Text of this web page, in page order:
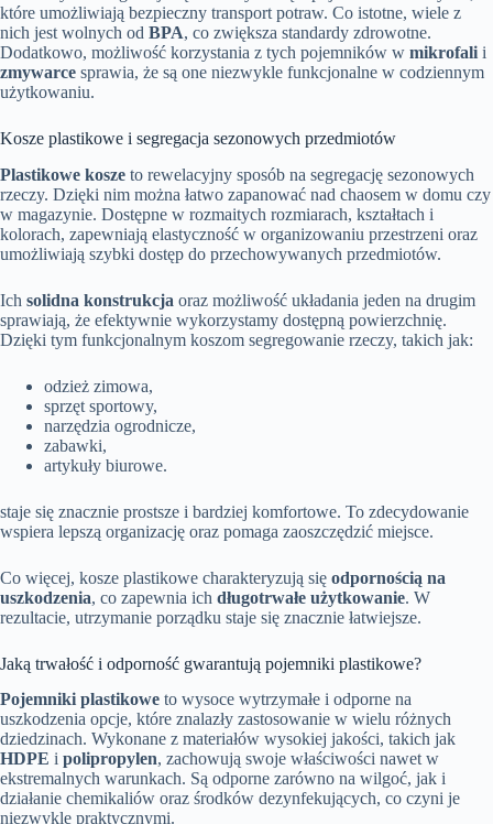
które umożliwiają bezpieczny transport potraw. Co istotne, wiele z
nich jest wolnych od BPA, co zwiększa standardy zdrowotne.
Dodatkowo, możliwość korzystania z tych pojemników w mikrofali i
zmywarce sprawia, że są one niezwykle funkcjonalne w codziennym
użytkowaniu.
Kosze plastikowe i segregacja sezonowych przedmiotów
Plastikowe kosze to rewelacyjny sposób na segregację sezonowych
rzeczy. Dzięki nim można łatwo zapanować nad chaosem w domu czy
w magazynie. Dostępne w rozmaitych rozmiarach, kształtach i
kolorach, zapewniają elastyczność w organizowaniu przestrzeni oraz
umożliwiają szybki dostęp do przechowywanych przedmiotów.
Ich solidna konstrukcja oraz możliwość układania jeden na drugim
sprawiają, że efektywnie wykorzystamy dostępną powierzchnię.
Dzięki tym funkcjonalnym koszom segregowanie rzeczy, takich jak:
odzież zimowa,
sprzęt sportowy,
narzędzia ogrodnicze,
zabawki,
artykuły biurowe.
staje się znacznie prostsze i bardziej komfortowe. To zdecydowanie
wspiera lepszą organizację oraz pomaga zaoszczędzić miejsce.
Co więcej, kosze plastikowe charakteryzują się odpornością na
uszkodzenia, co zapewnia ich długotrwałe użytkowanie. W
rezultacie, utrzymanie porządku staje się znacznie łatwiejsze.
Jaką trwałość i odporność gwarantują pojemniki plastikowe?
Pojemniki plastikowe to wysoce wytrzymałe i odporne na
uszkodzenia opcje, które znalazły zastosowanie w wielu różnych
dziedzinach. Wykonane z materiałów wysokiej jakości, takich jak
HDPE i polipropylen, zachowują swoje właściwości nawet w
ekstremalnych warunkach. Są odporne zarówno na wilgoć, jak i
działanie chemikaliów oraz środków dezynfekujących, co czyni je
niezwykle praktycznymi.